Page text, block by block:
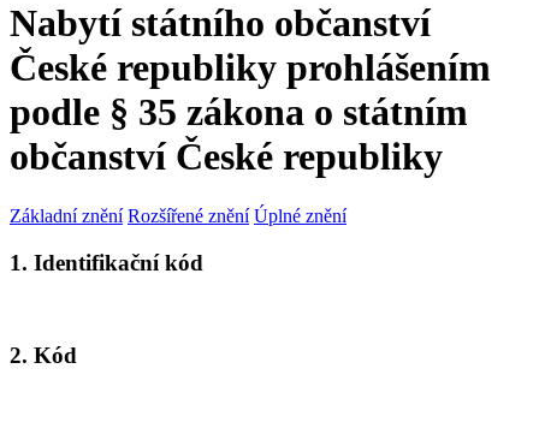
Nabytí státního občanství
České republiky prohlášením
podle § 35 zákona o státním
občanství České republiky
Základní znění Rozšířené znění Úplné znění
1. Identifikační kód
2. Kód